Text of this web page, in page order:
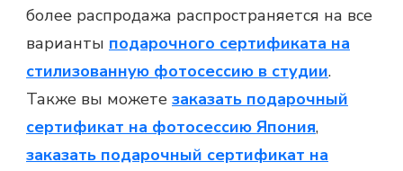
более распродажа распространяется на все
варианты подарочного сертификата на
стилизованную фотосессию в студии.
Также вы можете заказать подарочный
сертификат на фотосессию Япония,
заказать подарочный сертификат на